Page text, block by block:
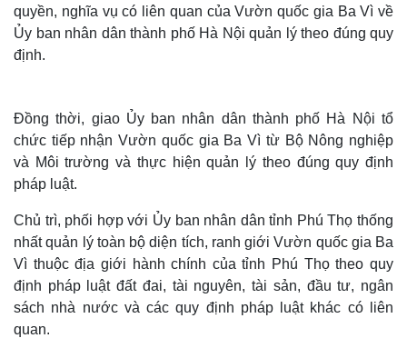
quyền, nghĩa vụ có liên quan của Vườn quốc gia Ba Vì về
Ủy ban nhân dân thành phố Hà Nội quản lý theo đúng quy
định.
Đồng thời, giao Ủy ban nhân dân thành phố Hà Nội tổ
chức tiếp nhận Vườn quốc gia Ba Vì từ Bộ Nông nghiệp
và Môi trường và thực hiện quản lý theo đúng quy định
pháp luật.
Chủ trì, phối hợp với Ủy ban nhân dân tỉnh Phú Thọ thống
nhất quản lý toàn bộ diện tích, ranh giới Vườn quốc gia Ba
Vì thuộc địa giới hành chính của tỉnh Phú Thọ theo quy
định pháp luật đất đai, tài nguyên, tài sản, đầu tư, ngân
sách nhà nước và các quy định pháp luật khác có liên
quan.